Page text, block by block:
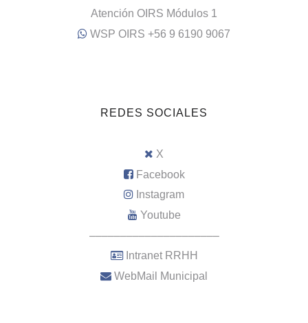
Atención OIRS Módulos 1
WSP OIRS +56 9 6190 9067
REDES SOCIALES
X
Facebook
Instagram
Youtube
–––––––––––––––––––––
Intranet RRHH
WebMail Municipal